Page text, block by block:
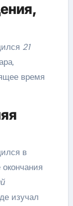
21
время
в
изучал